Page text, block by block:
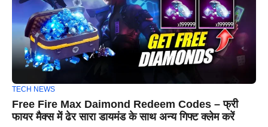
TECH NEWS
Free Fire Max Daimond Redeem Codes – फ्री
फायर मैक्स में ढेर सारा डायमंड के साथ अन्य गिफ्ट क्लेम करें